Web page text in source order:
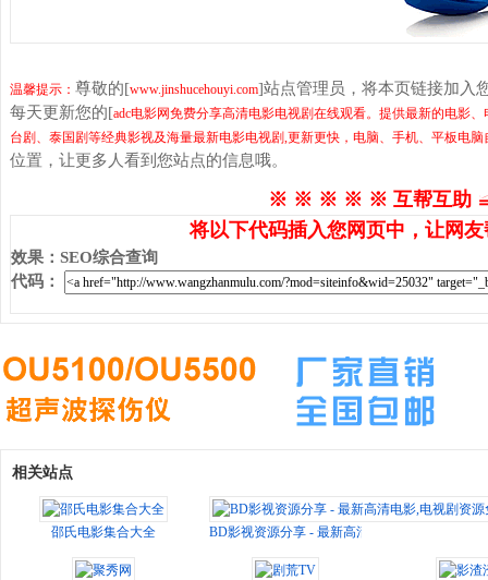
温馨提示： 尊敬的[www.jinshucehouyi.com]站点管理员，将本页链接加入
每天更新您的[adc电影网免费分享高清电影电视剧在线观看。提供最新的电影
台剧、泰国剧等经典影视及海量最新电影电视剧,更新更快，电脑、手机、平板电
位置，让更多人看到您站点的信息哦。
※ ※ ※ ※ ※ 互帮互助
将以下代码插入您网页中，让网
效果 ： SEO综合查询
代码 ：
相关站点
邵氏电影集合大全 BD影视资源分享 - 最新高清电影,电视剧资源免